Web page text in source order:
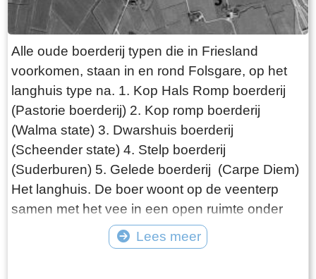
website van de Afsluitdijk "De Vismigratierivier is
een vernieuwend plan om de Waddenzee en
het IJsselmeer weer met elkaar te verbinden".
Wikipedia zegt dat een zee "een grote
hoeveelheid water is die in open verbinding
staat met een andere zee". Ik weet niet hoeveel
moeite het kost om een geografische naam te
wijzigen maar wat mij betreft krijgt de Zuiderzee
een comeback.
Alle oude boerderij typen die in Friesland
voorkomen, staan in en rond Folsgare, op het
langhuis type na. 1. Kop Hals Romp boerderij
(Pastorie boerderij) 2. Kop romp boerderij
(Walma state) 3. Dwarshuis boerderij
(Scheender state) 4. Stelp boerderij
(Suderburen) 5. Gelede boerderij (Carpe Diem)
Het langhuis. De boer woont op de veenterp
samen met het vee in een open ruimte onder
één dak. De ontwikkeling van de boerderij gaat
de volgende fase in, als de boer gescheiden
Lees meer